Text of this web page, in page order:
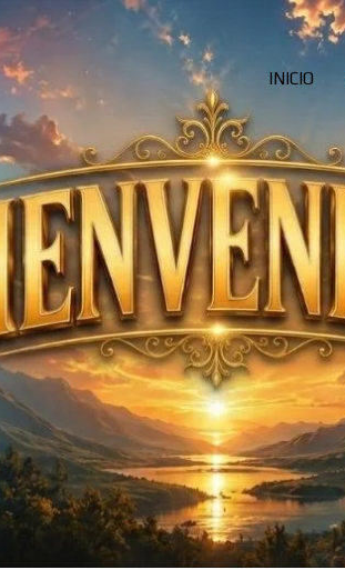
INICIO